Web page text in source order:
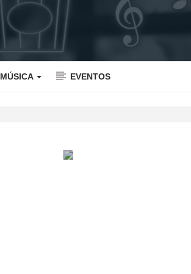
MÚSICA EVENTOS